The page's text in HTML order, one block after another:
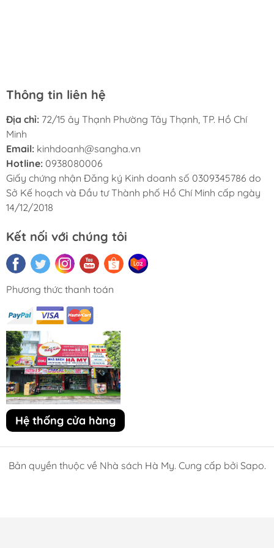
Thông tin liên hệ
Địa chỉ: 72/15 ây Thạnh Phường Tây Thạnh, TP. Hồ Chí
Minh
Email: kinhdoanh@sangha.vn
Hotline: 0938080006
Giấy chứng nhận Đăng ký Kinh doanh số 0309345786 do
Sở Kế hoạch và Đầu tư Thành phố Hồ Chí Minh cấp ngày
14/12/2018
Kết nối với chúng tôi
Phương thức thanh toán
Hệ thống cửa hàng
Bản quyền thuộc về Nhà sách Hà My. Cung cấp bởi Sapo.